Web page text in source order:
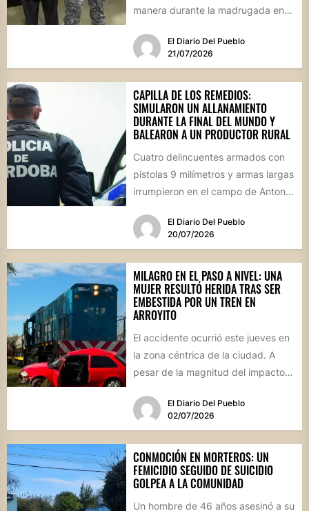
manera durante la madrugada en
El Diario Del Pueblo
21/07/2026
CAPILLA DE LOS REMEDIOS:
SIMULARON UN ALLANAMIENTO
DURANTE LA FINAL DEL MUNDO Y
BALEARON A UN PRODUCTOR RURAL
Cuatro delincuentes armados con
pistolas 9 milímetros y armas largas
irrumpieron en el campo de Antonio
El Diario Del Pueblo
20/07/2026
MILAGRO EN EL PASO A NIVEL: UNA
MUJER RESULTÓ HERIDA TRAS SER
EMBESTIDA POR UN TREN EN
ARROYITO
El accidente ocurrió este jueves en
la zona céntrica de la ciudad. A
pesar de la magnitud del impacto,
El Diario Del Pueblo
02/07/2026
CONMOCIÓN EN MORTEROS: UN
FEMICIDIO SEGUIDO DE SUICIDIO
GOLPEA A LA COMUNIDAD
Un hombre de 46 años asesinó a su